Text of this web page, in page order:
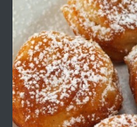
ПРЕДЛАГА